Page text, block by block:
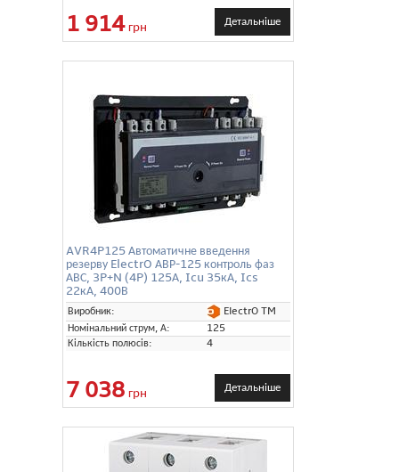
1 914грн Детальніше
AVR4P125 Автоматичне введення
резерву ElectrO АВР-125 контроль фаз
АВС, 3P+N (4P) 125А, Icu 35кА, Ics
22кА, 400В
Виробник:
ElectrO TM
Номінальний струм, А:
125
Кількість полюсів:
4
7 038 грн Детальніше